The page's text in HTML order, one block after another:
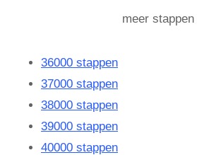
meer stappen
36000 stappen
37000 stappen
38000 stappen
39000 stappen
40000 stappen